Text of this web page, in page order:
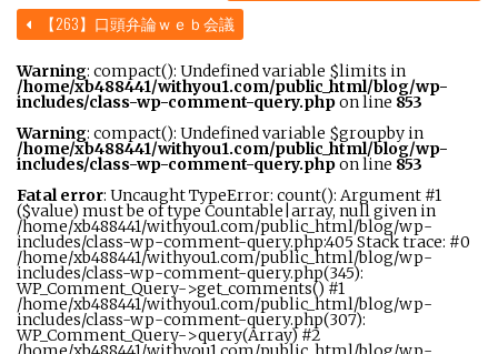
【263】口頭弁論ｗｅｂ会議
Warning: compact(): Undefined variable $limits in
/home/xb488441/withyou1.com/public_html/blog/wp-
includes/class-wp-comment-query.phpon line 853
Warning: compact(): Undefined variable $groupby in
/home/xb488441/withyou1.com/public_html/blog/wp-
includes/class-wp-comment-query.phpon line 853
Fatal error: Uncaught TypeError: count(): Argument #1
($value) must be of type Countable|array, null given in
/home/xb488441/withyou1.com/public_html/blog/wp-
includes/class-wp-comment-query.php:405 Stack trace: #0
/home/xb488441/withyou1.com/public_html/blog/wp-
includes/class-wp-comment-query.php(345):
WP_Comment_Query->get_comments() #1
/home/xb488441/withyou1.com/public_html/blog/wp-
includes/class-wp-comment-query.php(307):
WP_Comment_Query->query(Array) #2